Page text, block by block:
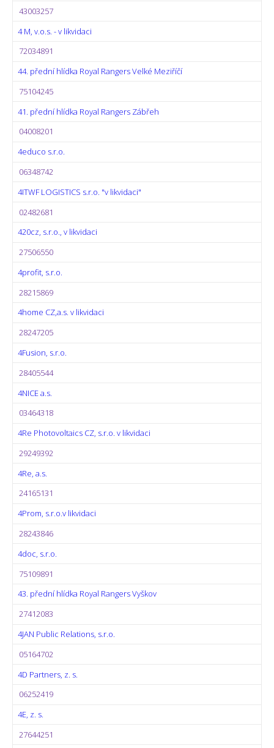
43003257
4 M, v.o.s. - v likvidaci
72034891
44. přední hlídka Royal Rangers Velké Meziříčí
75104245
41. přední hlídka Royal Rangers Zábřeh
04008201
4educo s.r.o.
06348742
4ITWF LOGISTICS s.r.o. "v likvidaci"
02482681
420cz, s.r.o., v likvidaci
27506550
4profit, s.r.o.
28215869
4home CZ,a.s. v likvidaci
28247205
4Fusion, s.r.o.
28405544
4NICE a.s.
03464318
4Re Photovoltaics CZ, s.r.o. v likvidaci
29249392
4Re, a.s.
24165131
4Prom, s.r.o.v likvidaci
28243846
4doc, s.r.o.
75109891
43. přední hlídka Royal Rangers Vyškov
27412083
4JAN Public Relations, s.r.o.
05164702
4D Partners, z. s.
06252419
4E, z. s.
27644251